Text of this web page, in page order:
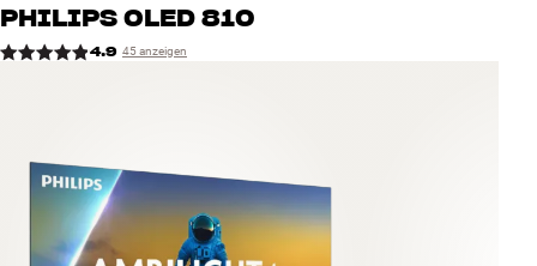
Kabel
INSPIRATION
MARKEN
PHILIPSOLED 810
4.9 45 anzeigen